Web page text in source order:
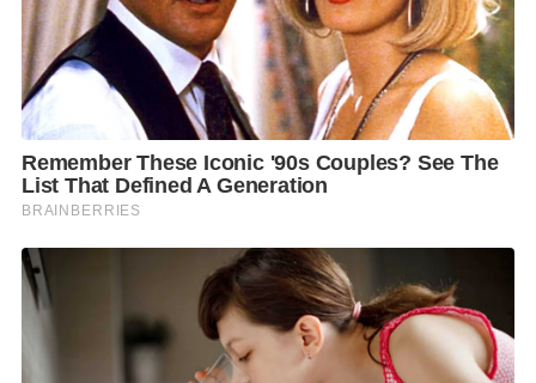
ดร.สติธร กล่าวทิ้งท้ายว่า คำถามสำคัญจึงไม่ใช่ว่า ไทยใกล้
ชิดฝรั่งเศสไปเพื่ออะไร แต่คือไทยพร้อมหรือยังที่จะใช้
โอกาสนี้ในการยกระดับตัวเอง เพราะท้ายที่สุด ฝรั่งเศส
อาจเป็นมากกว่าพันธมิตรทางการทูต แต่เป็นตัวเร่งสำคัญ
ที่ช่วยผลักดันไทยออกจากกับดักรายได้ปานกลาง และ
เชื่อมไทยเข้าสู่เศรษฐกิจโลกยุคใหม่.